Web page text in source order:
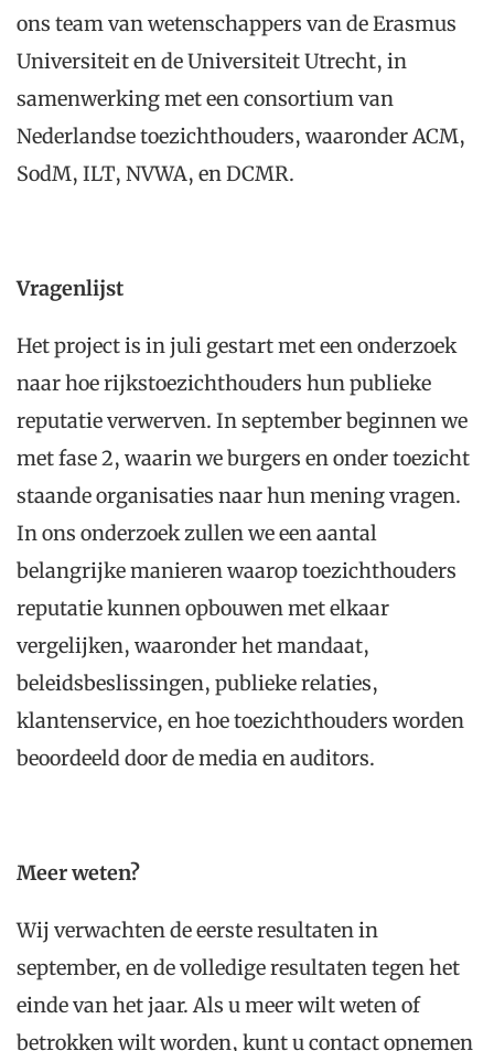
ons team van wetenschappers van de Erasmus
Universiteit en de Universiteit Utrecht, in
samenwerking met een consortium van
Nederlandse toezichthouders, waaronder ACM,
SodM, ILT, NVWA, en DCMR.
Vragenlijst
Het project is in juli gestart met een onderzoek
naar hoe rijkstoezichthouders hun publieke
reputatie verwerven. In september beginnen we
met fase 2, waarin we burgers en onder toezicht
staande organisaties naar hun mening vragen.
In ons onderzoek zullen we een aantal
belangrijke manieren waarop toezichthouders
reputatie kunnen opbouwen met elkaar
vergelijken, waaronder het mandaat,
beleidsbeslissingen, publieke relaties,
klantenservice, en hoe toezichthouders worden
beoordeeld door de media en auditors.
Meer weten?
Wij verwachten de eerste resultaten in
september, en de volledige resultaten tegen het
einde van het jaar. Als u meer wilt weten of
betrokken wilt worden, kunt u contact opnemen